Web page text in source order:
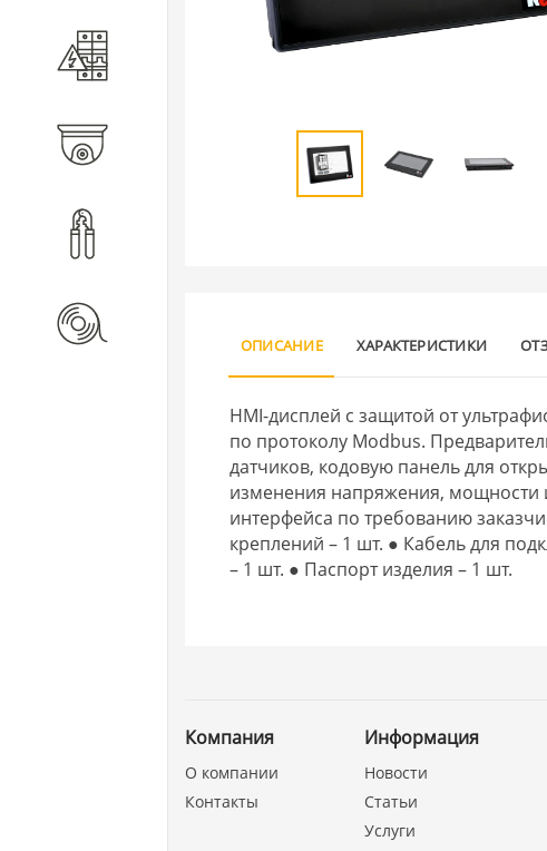
Электротехническое
ОПИСАНИЕ ХАРАКТЕРИСТИКИ
HMI-дисплей с защитой от
по протоколу Modbus.
датчиков, кодовую панель для
изменения напряжения, мощности
интерфейса по требованию
креплений – 1 шт. ● Кабель для
– 1 шт. ● Паспорт изделия – 1 шт.
Компания
О компании
Контакты
Информация
Новости
Статьи
Услуги